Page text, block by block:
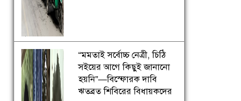
“মমতাই সর্বোচ্চ নেত্রী, চিঠি
সইয়ের আগে কিছুই জানানো
হয়নি”—বিস্ফোরক দাবি
ঋতব্রত শিবিরের বিধায়কদের